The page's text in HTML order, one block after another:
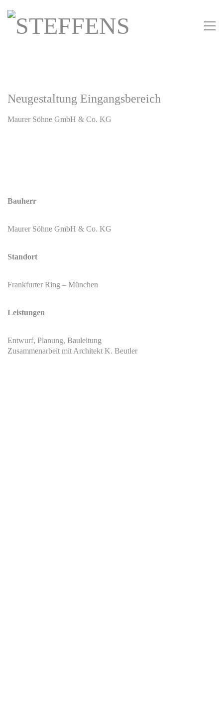
Neugestaltung Eingangsbereich
Maurer Söhne GmbH & Co. KG
Bauherr
Maurer Söhne GmbH & Co. KG
Standort
Frankfurter Ring – München
Leistungen
Entwurf, Planung, Bauleitung
Zusammenarbeit mit Architekt K. Beutler